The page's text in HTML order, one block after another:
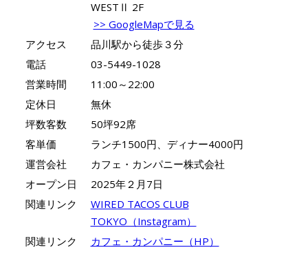
WESTⅡ 2F
>> GoogleMapで見る
アクセス
品川駅から徒歩３分
電話
03-5449-1028
営業時間
11:00～22:00
定休日
無休
坪数客数
50坪92席
客単価
ランチ1500円、ディナー4000円
運営会社
カフェ・カンパニー株式会社
オープン日
2025年２月7日
関連リンク
WIRED TACOS CLUB
TOKYO（Instagram）
関連リンク
カフェ・カンパニー（HP）